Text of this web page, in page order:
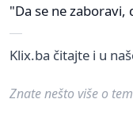
"Da se ne zaboravi,
Klix.ba čitajte i u
Znate nešto više o